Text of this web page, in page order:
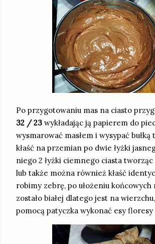
Po przygotowaniu mas na ciasto
32 / 23 wykładając ją papierem do
wysmarować masłem i wysypać
kłaść na przemian po dwie łyżki
niego 2 łyżki ciemnego ciasta
lub także można również kłaść
robimy zebrę, po ułożeniu końcowych
zostało białej dlatego jest na
pomocą patyczka wykonać esy floresy